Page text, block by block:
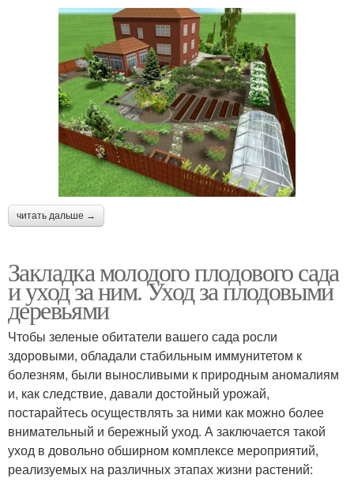
читать дальше →
Закладка молодого плодового сада
и уход за ним. Уход за плодовыми
деревьями
Чтобы зеленые обитатели вашего сада росли
здоровыми, обладали стабильным иммунитетом к
болезням, были выносливыми к природным аномалиям
и, как следствие, давали достойный урожай,
постарайтесь осуществлять за ними как можно более
внимательный и бережный уход. А заключается такой
уход в довольно обширном комплексе мероприятий,
реализуемых на различных этапах жизни растений: